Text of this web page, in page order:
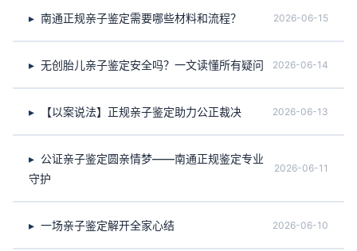
南通正规亲子鉴定需要哪些材料和流程？ 2026-06-15
无创胎儿亲子鉴定安全吗？一文读懂所有疑问 2026-06-14
【以案说法】正规亲子鉴定助力公正裁决 2026-06-13
公证亲子鉴定圆亲情梦——南通正规鉴定专业
守护
2026-06-11
一场亲子鉴定解开全家心结 2026-06-10